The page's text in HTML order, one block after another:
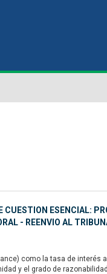
CUESTION ESENCIAL:
- REENVIO AL
como la tasa de interés
y el grado de